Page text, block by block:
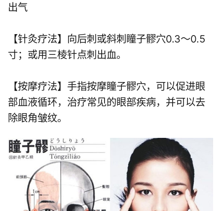
出气
【针灸疗法】向后刺或斜刺瞳子髎穴0.3～0.5
寸；或用三棱针点刺出血。
【按摩疗法】手指按摩瞳子髎穴，可以促进眼
部血液循环，治疗常见的眼部疾病，并可以去
除眼角皱纹。